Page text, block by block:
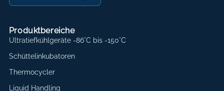
Produktbereiche
Ultratiefkühlgeräte -86°C bis -150°C
Schüttelinkubatoren
Thermocycler
Liquid Handling